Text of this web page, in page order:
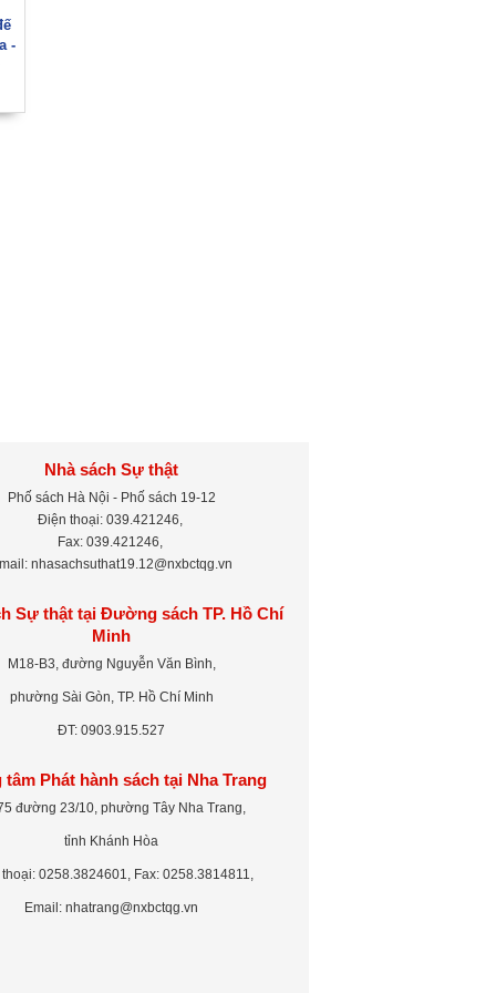
-
Nhà sách Sự thật
Phố sách Hà Nội - Phố sách 19-12
Điện thoại: 039.421246,
Fax: 039.421246,
nhasachsuthat19.12@nxbctqg.vn
Sự thật tại Đường sách TP. Hồ Chí
Minh
M18-B3, đường Nguyễn Văn Bình,
phường Sài Gòn, TP. Hồ Chí Minh
ĐT: 0903.915.527
tâm Phát hành sách tại Nha Trang
đường 23/10, phường Tây Nha Trang,
tỉnh Khánh Hòa
0258.3824601, Fax: 0258.3814811,
Email: nhatrang@nxbctqg.vn